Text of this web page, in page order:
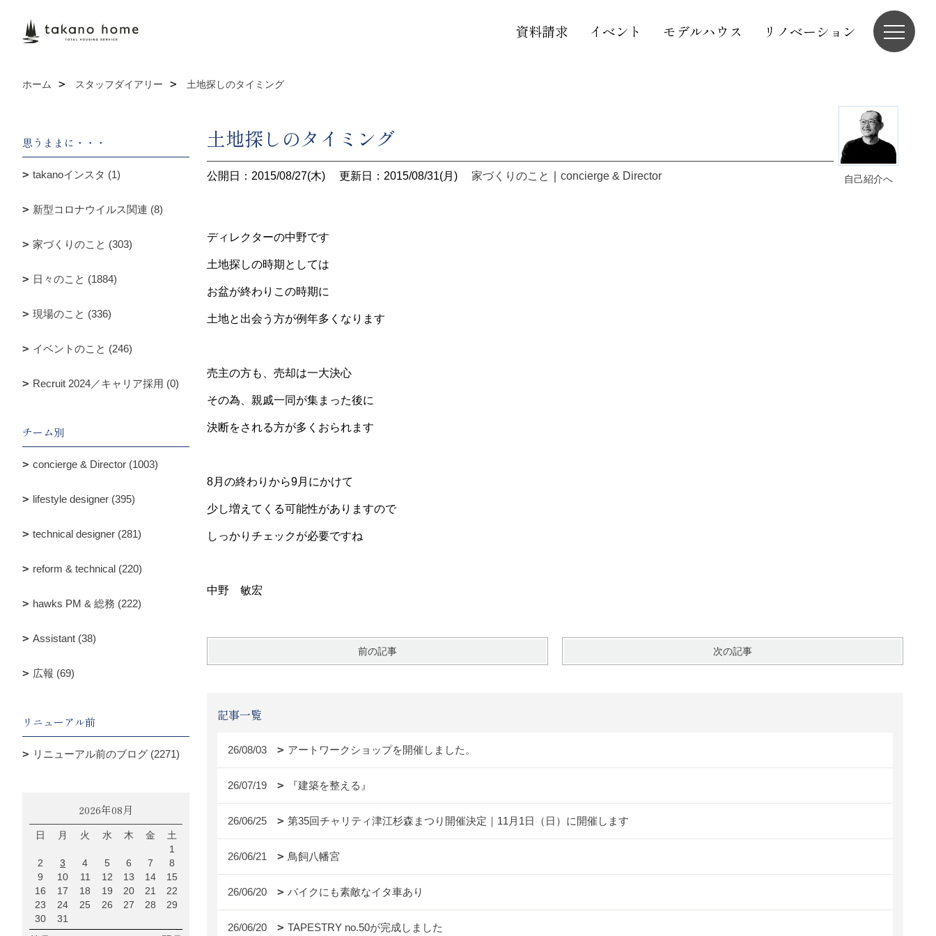
資料請求 イベント モデルハウス リノベーション
ホーム スタッフダイアリー 土地探しのタイミング
自己紹介へ
土地探しのタイミング
公開日：2015/08/27(木) 更新日：2015/08/31(月) 家づくりのこと concierge & Director
ディレクターの中野です
土地探しの時期としては
お盆が終わりこの時期に
土地と出会う方が例年多くなります
売主の方も、売却は一大決心
その為、親戚一同が集まった後に
決断をされる方が多くおられます
8月の終わりから9月にかけて
少し増えてくる可能性がありますので
しっかりチェックが必要ですね
中野 敏宏
前の記事 次の記事
記事一覧
26/08/03 アートワークショップを開催しました。
26/07/19 『建築を整える』
26/06/25 第35回チャリティ津江杉森まつり開催決定｜11月1日（日）に開催します
26/06/21 鳥飼八幡宮
26/06/20 バイクにも素敵なイタ車あり
26/06/20 TAPESTRY no.50が完成しました
思うままに・・・
takanoインスタ (1)
新型コロナウイルス関連 (8)
家づくりのこと (303)
日々のこと (1884)
現場のこと (336)
イベントのこと (246)
Recruit 2024／キャリア採用 (0)
チーム別
concierge & Director (1003)
lifestyle designer (395)
technical designer (281)
reform & technical (220)
hawks PM & 総務 (222)
Assistant (38)
広報 (69)
リニューアル前
リニューアル前のブログ (2271)
2026年08月
日 月 火 水 木 金
土
1
2
3 4 5 6 7
8
9
10 11 12 13 14
15
16
17 18 19 20 21
22
23
24 25 26 27 28
29
30
31